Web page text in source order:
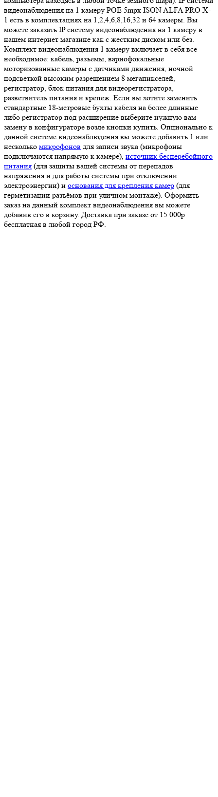
видеонаблюдения на 1 камеру POE 5mpx ISON ALFA PRO X-
1 есть в комплектациях на 1,2,4,6,8,16,32 и 64 камеры. Вы
можете заказать IP систему видеонаблюдения на 1 камеру в
нашем интернет магазине как с жестким диском или без.
Комплект видеонаблюдения 1 камеру включает в себя все
необходимое: кабель, разъемы, вариофокальные
моторизованные камеры с датчиками движения, ночной
подсветкой высоким разрешением 8 мегапикселей,
регистратор, блок питания для видеорегистратора,
разветвитель питания и крепеж. Если вы хотите заменить
стандартные 18-метровые бухты кабеля на более длинные
либо регистратор под расширение выберите нужную вам
замену в конфигураторе возле кнопки купить. Опционально к
данной системе видеонаблюдения вы можете добавить 1 или
несколько микрофонов для записи звука (микрофоны
подключаются напрямую к камере), источник бесперебойного
питания (для защиты вашей системы от перепадов
напряжения и для работы системы при отключении
электроэнергии) и основания для крепления камер (для
герметизации разъёмов при уличном монтаже). Оформить
заказ на данный комплект видеонаблюдения вы можете
добавив его в корзину. Доставка при заказе от 15 000р
бесплатная в любой город РФ.